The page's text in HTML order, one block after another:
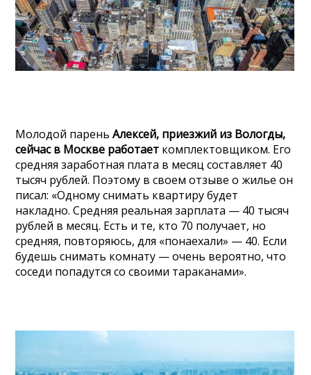
Молодой пареньАлексей, приезжий из Вологды,
сейчас в Москве работает комплектовщиком. Его
средняя заработная плата в месяц составляет 40
тысяч рублей. Поэтому в своем отзыве о жилье он
писал: «Одному снимать квартиру будет
накладно. Средняя реальная зарплата — 40 тысяч
рублей в месяц. Есть и те, кто 70 получает, но
средняя, повторяюсь, для «понаехали» — 40. Если
будешь снимать комнату — очень вероятно, что
соседи попадутся со своими тараканами».